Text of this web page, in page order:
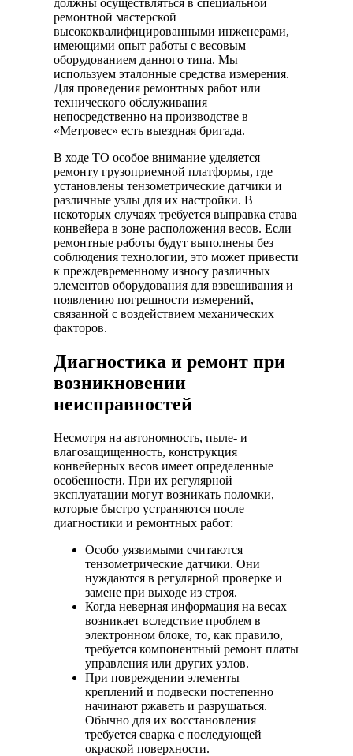
ремонтной мастерской
высококвалифицированными инженерами,
имеющими опыт работы с весовым
оборудованием данного типа. Мы
используем эталонные средства измерения.
Для проведения ремонтных работ или
технического обслуживания
непосредственно на производстве в
«Метровес» есть выездная бригада.
В ходе ТО особое внимание уделяется
ремонту грузоприемной платформы, где
установлены тензометрические датчики и
различные узлы для их настройки. В
некоторых случаях требуется выправка става
конвейера в зоне расположения весов. Если
ремонтные работы будут выполнены без
соблюдения технологии, это может привести
к преждевременному износу различных
элементов оборудования для взвешивания и
появлению погрешности измерений,
связанной с воздействием механических
факторов.
Диагностика и ремонт при
возникновении
неисправностей
Несмотря на автономность, пыле- и
влагозащищенность, конструкция
конвейерных весов имеет определенные
особенности. При их регулярной
эксплуатации могут возникать поломки,
которые быстро устраняются после
диагностики и ремонтных работ:
Особо уязвимыми считаются
тензометрические датчики. Они
нуждаются в регулярной проверке и
замене при выходе из строя.
Когда неверная информация на весах
возникает вследствие проблем в
электронном блоке, то, как правило,
требуется компонентный ремонт платы
управления или других узлов.
При повреждении элементы
креплений и подвески постепенно
начинают ржаветь и разрушаться.
Обычно для их восстановления
требуется сварка с последующей
окраской поверхности.